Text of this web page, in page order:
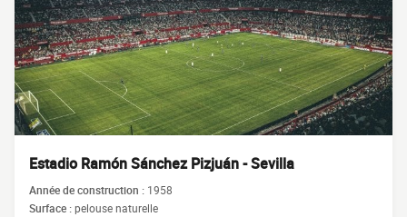
Estadio Ramón Sánchez Pizjuán - Sevilla
Année de construction : 1958
Surface :pelouse naturelle